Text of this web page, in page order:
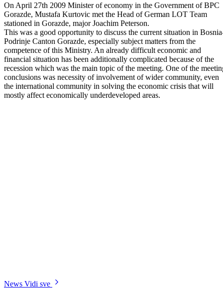
NewsVidi sve
25 Jan
Traditional reception on the occasion of Christmas
14 Sep
Preparations for thematic session of the Assembly of BPC Gorazde
15 May
Employment of high-educated unemployed persons on a voluntary
basis
15 May
Outright grants aimed at encouragement of employment and self-
employment of veteran population